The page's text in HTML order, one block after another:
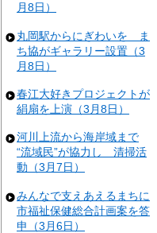
月8日）
丸岡駅からにぎわいを ま
ち協がギャラリー設置（3
月8日）
春江大好きプロジェクトが
絹扇を上演（3月8日）
河川上流から海岸域まで
“流域民”が協力し 清掃活
動（3月7日）
みんなで支えあえるまちに
市福祉保健総合計画案を答
申（3月6日）